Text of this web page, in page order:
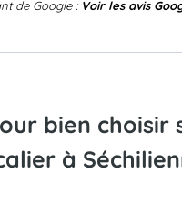
de Google : Voir les avis
bien choisir
à